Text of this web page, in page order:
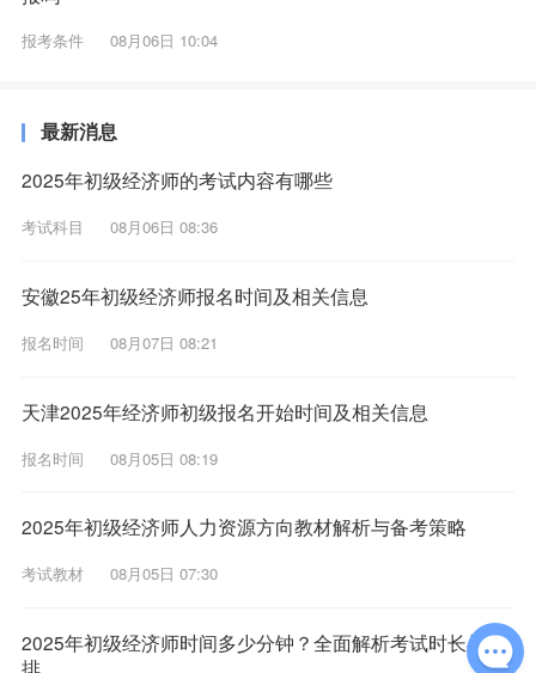
报考条件 08月06日 10:04
最新消息
2025年初级经济师的考试内容有哪些
考试科目 08月06日 08:36
安徽25年初级经济师报名时间及相关信息
报名时间 08月07日 08:21
天津2025年经济师初级报名开始时间及相关信息
报名时间 08月05日 08:19
2025年初级经济师人力资源方向教材解析与备考策略
考试教材 08月05日 07:30
2025年初级经济师时间多少分钟？全面解析考试时长与安
排